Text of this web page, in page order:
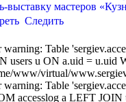
выставку мастеров
Следить
warning: Table
users u ON a.uid = u.uid
www/virtual/
warning: Table
accesslog a LEFT